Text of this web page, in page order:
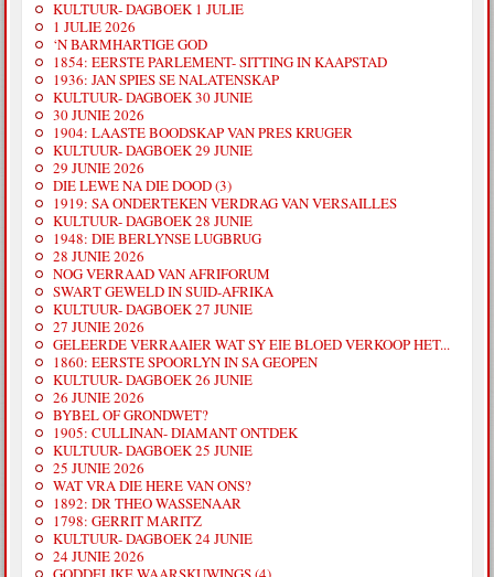
KULTUUR- DAGBOEK 1 JULIE
1 JULIE 2026
‘N BARMHARTIGE GOD
1854: EERSTE PARLEMENT- SITTING IN KAAPSTAD
1936: JAN SPIES SE NALATENSKAP
KULTUUR- DAGBOEK 30 JUNIE
30 JUNIE 2026
1904: LAASTE BOODSKAP VAN PRES KRUGER
KULTUUR- DAGBOEK 29 JUNIE
29 JUNIE 2026
DIE LEWE NA DIE DOOD (3)
1919: SA ONDERTEKEN VERDRAG VAN VERSAILLES
KULTUUR- DAGBOEK 28 JUNIE
1948: DIE BERLYNSE LUGBRUG
28 JUNIE 2026
NOG VERRAAD VAN AFRIFORUM
SWART GEWELD IN SUID-AFRIKA
KULTUUR- DAGBOEK 27 JUNIE
27 JUNIE 2026
GELEERDE VERRAAIER WAT SY EIE BLOED VERKOOP HET...
1860: EERSTE SPOORLYN IN SA GEOPEN
KULTUUR- DAGBOEK 26 JUNIE
26 JUNIE 2026
BYBEL OF GRONDWET?
1905: CULLINAN- DIAMANT ONTDEK
KULTUUR- DAGBOEK 25 JUNIE
25 JUNIE 2026
WAT VRA DIE HERE VAN ONS?
1892: DR THEO WASSENAAR
1798: GERRIT MARITZ
KULTUUR- DAGBOEK 24 JUNIE
24 JUNIE 2026